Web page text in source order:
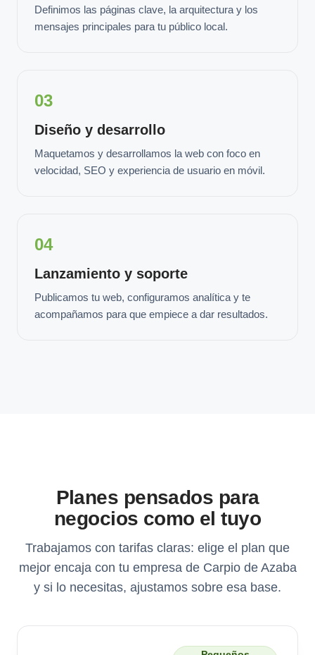
Definimos las páginas clave, la arquitectura y los
mensajes principales para tu público local.
03
Diseño y desarrollo
Maquetamos y desarrollamos la web con foco en
velocidad, SEO y experiencia de usuario en móvil.
04
Lanzamiento y soporte
Publicamos tu web, configuramos analítica y te
acompañamos para que empiece a dar resultados.
Planes pensados para
negocios como el tuyo
Trabajamos con tarifas claras: elige el plan que
mejor encaja con tu empresa de Carpio de Azaba
y si lo necesitas, ajustamos sobre esa base.